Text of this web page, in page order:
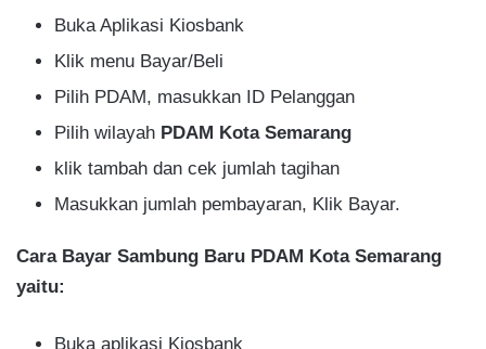
Buka Aplikasi Kiosbank
Klik menu Bayar/Beli
Pilih PDAM, masukkan ID Pelanggan
Pilih wilayah PDAM Kota Semarang
klik tambah dan cek jumlah tagihan
Masukkan jumlah pembayaran, Klik Bayar.
Cara Bayar Sambung Baru PDAM Kota Semarang
yaitu:
Buka aplikasi Kiosbank